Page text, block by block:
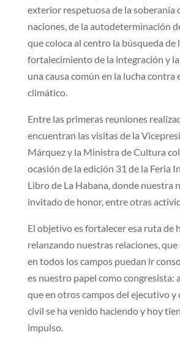
exterior respetuosa de la soberanía
naciones, de la autodeterminación
que coloca al centro la búsqueda de
fortalecimiento de la integración y
una causa común en la lucha contra
climático.
Entre las primeras reuniones
encuentran las visitas de la
Márquez y la Ministra de Cultura
ocasión de la edición 31 de la Feria
Libro de La Habana, donde nuestra
invitado de honor, entre otras
El objetivo es fortalecer esa ruta de
relanzando nuestras relaciones,
en todos los campos puedan ir
es nuestro papel como congresista:
que en otros campos del ejecutivo y
civil se ha venido haciendo y hoy
impulso.